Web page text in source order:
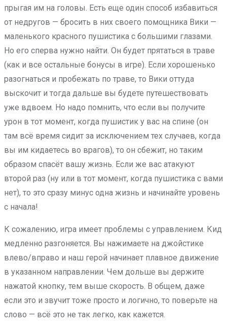
прыгая им на головы. Есть еще один способ избавиться
от недругов — бросить в них своего помощника Вики —
маленького красного пушистика с большими глазами.
Но его сперва нужно найти. Он будет прятаться в траве
(как и все остальные бонусы в игре). Если хорошенько
разогнаться и пробежать по траве, то Вики оттуда
выскочит и тогда дальше вы будете путешествовать
уже вдвоем. Но надо помнить, что если вы получите
урон в тот момент, когда пушистик у вас на спине (он
там всё время сидит за исключением тех случаев, когда
вы им кидаетесь во врагов), то он сбежит, но таким
образом спасёт вашу жизнь. Если же вас атакуют
второй раз (ну или в тот момент, когда пушистика с вами
нет), то это сразу минус одна жизнь и начинайте уровень
с начала!
К сожалению, игра имеет проблемы с управлением. Кид
медленно разгоняется. Вы нажимаете на джойстике
влево/вправо и наш герой начинает плавное движение
в указанном направлении. Чем дольше вы держите
нажатой кнопку, тем выше скорость. В общем, даже
если это и звучит тоже просто и логично, то поверьте на
слово — всё это не так легко, как кажется.